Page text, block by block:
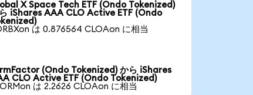
X Space Tech ETF (Ondo Tokenized)
iShares AAA CLO Active ETF (Ondo
は 0.876564 CLOAon に相当
(Ondo Tokenized) から iShares
CLO Active ETF (Ondo Tokenized)
は 2.2626 CLOAon に相当